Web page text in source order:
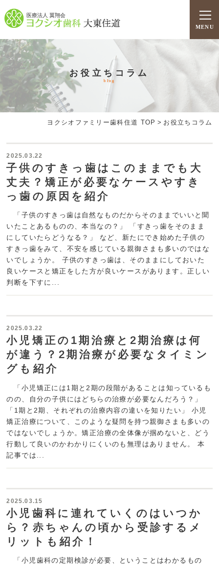
医療法人 翼翔会
MENU
お役立ちコラム
blog
ヨクシオファミリー歯科住道 TOP > お役立ちコラム
2025.03.22
子供のすきっ歯はこのままでも大
丈夫？矯正が必要なケースやすき
っ歯の原因を紹介
「子供のすきっ歯は自然なものだからそのままでいいと聞
いたことあるものの、本当なの？」 「すきっ歯をそのまま
にしていたらどうなる？」 など、新たにでき始めた子供の
すきっ歯をみて、不安を感じている親御さまも多いのではな
いでしょうか。 子供のすきっ歯は、そのままにしておいた
良いケースと矯正をした方が良いケースがあります。正しい
判断を下すに...
2025.03.22
小児矯正の1期治療と2期治療は何
が違う？2期治療が必要なタイミン
グも紹介
「小児矯正には1期と2期の段階があることは知っているも
のの、自分の子供にはどちらの治療が必要なんだろう？」
「1期と2期、それぞれの治療内容の違いを知りたい」 小児
矯正治療について、このような疑問を持つ親御さまも多いの
ではないでしょうか。矯正治療の全体像が掴めないと、どう
行動して良いのかわかりにくいのも無理はありません。 本
記事では...
2025.03.15
小児歯科に連れていくのはいつか
ら？赤ちゃんの頃から受診するメ
リットも紹介！
「小児歯科の定期検診が必要、ということはわかるもの